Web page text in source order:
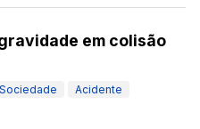
em colisão
Sociedade Acidente